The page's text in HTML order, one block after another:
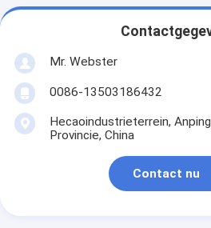
Mr. Webster
0086-13503186432
Hecaoindustrieterrein,
Provincie, China
Contact nu